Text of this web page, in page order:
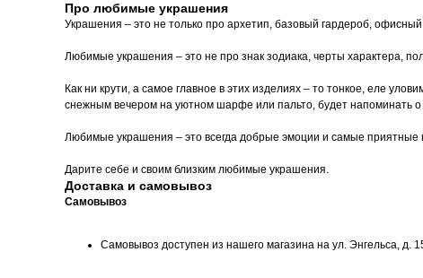
Про любимые украшения
Украшения – это не только про архетип, базовый гардероб,
Любимые украшения – это не про знак зодиака, черты характера,
Как ни крути, а самое главное в этих изделиях – то тонкое, еле
снежным вечером на уютном шарфе или пальто, будет напоминать
Любимые украшения – это всегда добрые эмоции и самые приятные
Дарите себе и своим близким любимые украшения.
Доставка и самовывоз
Самовывоз
Самовывоз доступен из нашего магазина на ул. Энгельса, д.